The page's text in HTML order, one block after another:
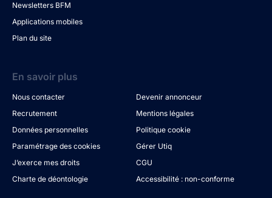
Newsletters BFM
Applications mobiles
Plan du site
En savoir plus
Nous contacter
Devenir annonceur
Recrutement
Mentions légales
Données personnelles
Politique cookie
Paramétrage des cookies
Gérer Utiq
J’exerce mes droits
CGU
Charte de déontologie
Accessibilité : non-conforme